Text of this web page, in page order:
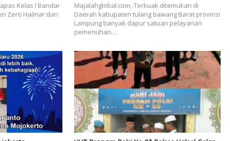
Kelas I Bandar
Zero Halinar dan
Majalahglobal.com,-Terkuak ditemukan di
Daerah kabupaten tulang bawang Barat provinsi
Lampung banyak dapur satuan pelayanan
pemenuhan…